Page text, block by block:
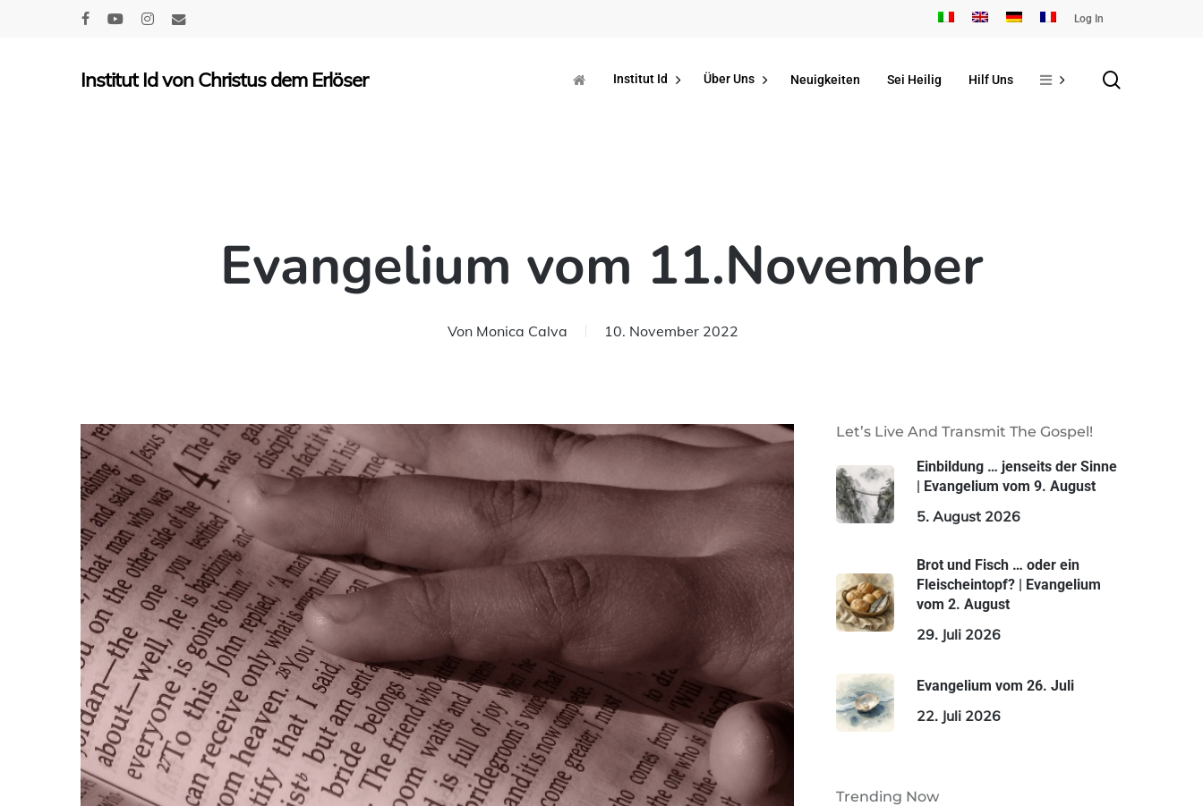
Log In
Hit enter to search or ESC to close
Institut Id von Christus dem Erlöser Institut Id Über Uns Neuigkeiten Sei Heilig Hilf Uns
Evangelium vom 11.November
Von Monica Calva 10. November 2022
Let’s Live And Transmit The Gospel!
Einbildung … jenseits der Sinne
| Evangelium vom 9. August
5. August 2026
Brot und Fisch … oder ein
Fleischeintopf? | Evangelium
vom 2. August
29. Juli 2026
Evangelium vom 26. Juli
22. Juli 2026
Trending Now